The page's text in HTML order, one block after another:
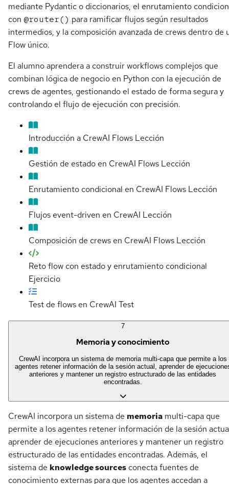
mediante Pydantic o diccionarios, el enrutamiento
con @router() para ramificar flujos según resultados
intermedios, y la composición avanzada de crews dentro de
Flow único.
El alumno aprendera a construir workflows complejos que
combinan lógica de negocio en Python con la ejecución de
crews de agentes, gestionando el estado de forma segura y
controlando el flujo de ejecución con precisión.
Introducción a CrewAI Flows Lección
Gestión de estado en CrewAI Flows Lección
Enrutamiento condicional en CrewAI Flows Lección
Flujos event-driven en CrewAI Lección
Composición de crews en CrewAI Flows Lección
Reto flow con estado y enrutamiento condicional
Ejercicio
Test de flows en CrewAI Test
7
Memoria y conocimiento
CrewAI incorpora un sistema de memoria multi-capa que permite a los
agentes retener información de la sesión actual, aprender de
anteriores y mantener un registro estructurado de las entidades
encontradas.
CrewAI incorpora un sistema de memoria multi-capa que
permite a los agentes retener información de la sesión
aprender de ejecuciones anteriores y mantener un registro
estructurado de las entidades encontradas. Además, el
sistema de knowledge sources conecta fuentes de
conocimiento externas para que los agentes accedan a